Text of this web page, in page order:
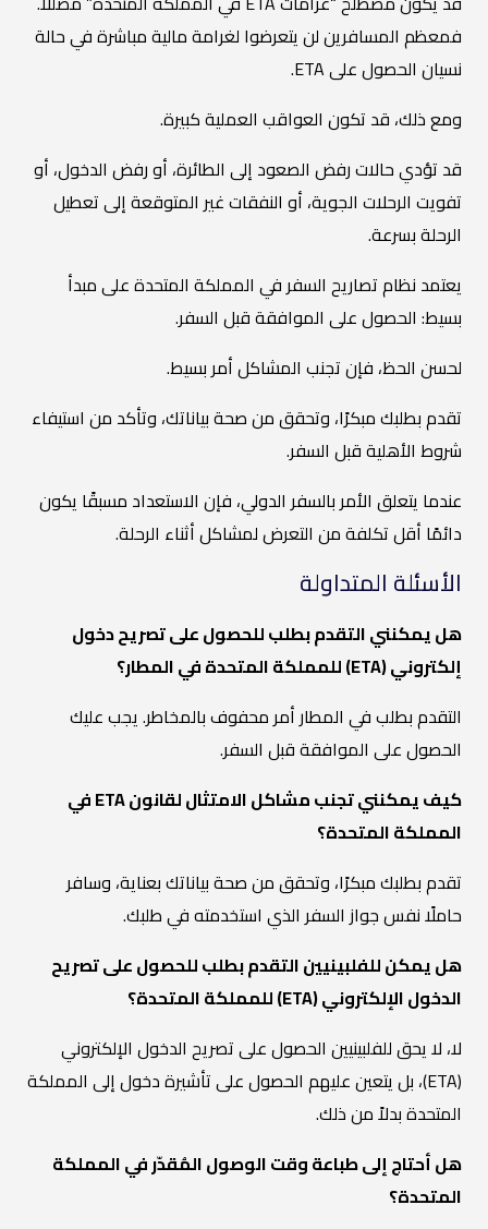
فمعظم المسافرين لن يتعرضوا لغرامة مالية مباشرة في حالة
نسيان الحصول على ETA.
ومع ذلك، قد تكون العواقب العملية كبيرة.
قد تؤدي حالات رفض الصعود إلى الطائرة، أو رفض الدخول، أو
تفويت الرحلات الجوية، أو النفقات غير المتوقعة إلى تعطيل
الرحلة بسرعة.
يعتمد نظام تصاريح السفر في المملكة المتحدة على مبدأ
بسيط: الحصول على الموافقة قبل السفر.
لحسن الحظ، فإن تجنب المشاكل أمر بسيط.
تقدم بطلبك مبكرًا، وتحقق من صحة بياناتك، وتأكد من استيفاء
شروط الأهلية قبل السفر.
عندما يتعلق الأمر بالسفر الدولي، فإن الاستعداد مسبقًا يكون
دائمًا أقل تكلفة من التعرض لمشاكل أثناء الرحلة.
الأسئلة المتداولة
هل يمكنني التقدم بطلب للحصول على تصريح دخول
إلكتروني (ETA) للمملكة المتحدة في المطار؟
التقدم بطلب في المطار أمر محفوف بالمخاطر. يجب عليك
الحصول على الموافقة قبل السفر.
كيف يمكنني تجنب مشاكل الامتثال لقانون ETA في
المملكة المتحدة؟
تقدم بطلبك مبكرًا، وتحقق من صحة بياناتك بعناية، وسافر
حاملًا نفس جواز السفر الذي استخدمته في طلبك.
هل يمكن للفلبينيين التقدم بطلب للحصول على تصريح
الدخول الإلكتروني (ETA) للمملكة المتحدة؟
لا، لا يحق للفلبينيين الحصول على تصريح الدخول الإلكتروني
(ETA)، بل يتعين عليهم الحصول على تأشيرة دخول إلى المملكة
المتحدة بدلاً من ذلك.
هل أحتاج إلى طباعة وقت الوصول المُقدّر في المملكة
المتحدة؟